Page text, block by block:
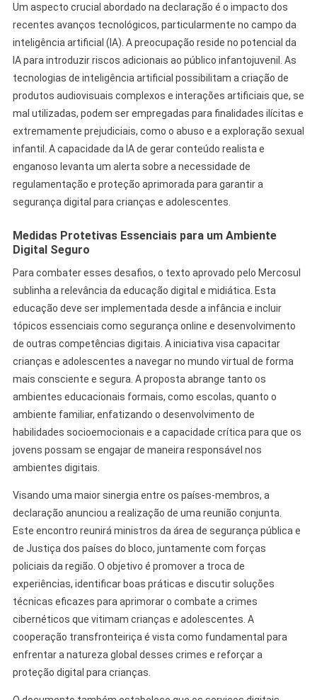
Um aspecto crucial abordado na declaração é o impacto dos
recentes avanços tecnológicos, particularmente no campo da
inteligência artificial (IA). A preocupação reside no potencial da
IA para introduzir riscos adicionais ao público infantojuvenil. As
tecnologias de inteligência artificial possibilitam a criação de
produtos audiovisuais complexos e interações artificiais que, se
mal utilizadas, podem ser empregadas para finalidades ilícitas e
extremamente prejudiciais, como o abuso e a exploração sexual
infantil. A capacidade da IA de gerar conteúdo realista e
enganoso levanta um alerta sobre a necessidade de
regulamentação e proteção aprimorada para garantir a
segurança digital para crianças e adolescentes.
Medidas Protetivas Essenciais para um Ambiente
Digital Seguro
Para combater esses desafios, o texto aprovado pelo Mercosul
sublinha a relevância da educação digital e midiática. Esta
educação deve ser implementada desde a infância e incluir
tópicos essenciais como segurança online e desenvolvimento
de outras competências digitais. A iniciativa visa capacitar
crianças e adolescentes a navegar no mundo virtual de forma
mais consciente e segura. A proposta abrange tanto os
ambientes educacionais formais, como escolas, quanto o
ambiente familiar, enfatizando o desenvolvimento de
habilidades socioemocionais e a capacidade crítica para que os
jovens possam se engajar de maneira responsável nos
ambientes digitais.
Visando uma maior sinergia entre os países-membros, a
declaração anunciou a realização de uma reunião conjunta.
Este encontro reunirá ministros da área de segurança pública e
de Justiça dos países do bloco, juntamente com forças
policiais da região. O objetivo é promover a troca de
experiências, identificar boas práticas e discutir soluções
técnicas eficazes para aprimorar o combate a crimes
cibernéticos que vitimam crianças e adolescentes. A
cooperação transfronteiriça é vista como fundamental para
enfrentar a natureza global desses crimes e reforçar a
proteção digital para crianças.